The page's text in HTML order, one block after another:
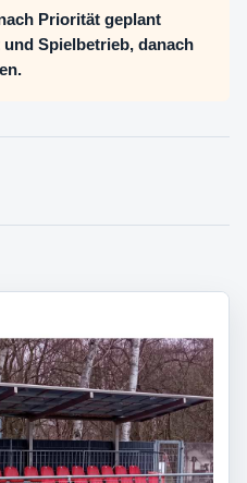
Priorität geplant
Spielbetrieb, danach
im Shop